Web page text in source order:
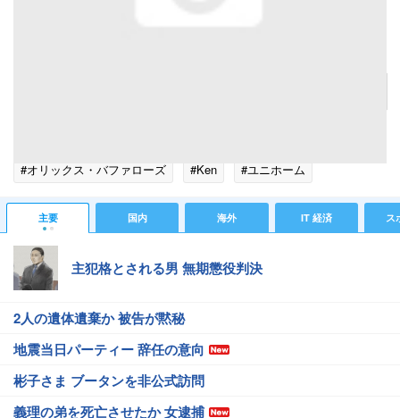
#オリックス・バファローズ
#Ken
#ユニホーム
#神宮球場
#小学生 #スポーツニュース・トピックス
主要 国内 海外 IT 経済 ス
主犯格とされる男 無期懲役判決
2人の遺体遺棄か 被告が黙秘
地震当日パーティー 辞任の意向
彬子さま ブータンを非公式訪問
義理の弟を死亡させたか 女逮捕